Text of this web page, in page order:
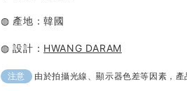
◍ 產地：韓國
◍ 設計： HWANG DARAM
注意 由於拍攝光線、顯示器色差等因素，產